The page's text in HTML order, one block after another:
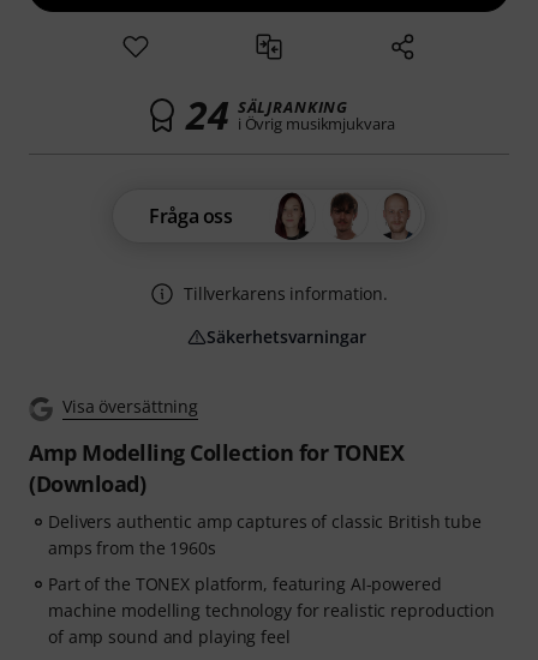
Visa översättning
Amp Modelling Collection for TONEX
(Download)
Delivers authentic amp captures of classic British tube
amps from the 1960s
Part of the TONEX platform, featuring AI-powered
machine modelling technology for realistic reproduction
of amp sound and playing feel
24 SÄLJRANKING
i Övrig musikmjukvara
Fråga oss
Tillverkarens information.
Säkerhetsvarningar